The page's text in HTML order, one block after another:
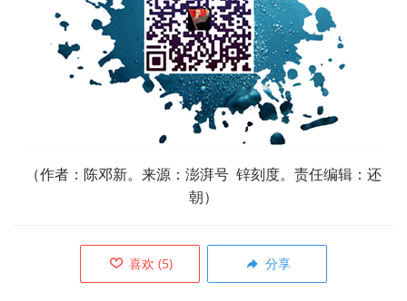
（作者： 陈邓新。来源：澎湃号 锌刻度。责任编辑：还
朝）
喜欢 (5) 分享